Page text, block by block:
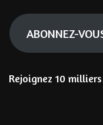
mail
ABONNEZ-
Rejoignez 10